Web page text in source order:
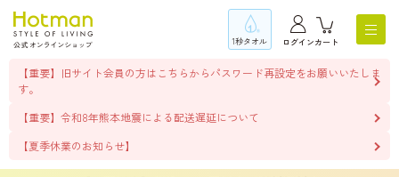
1秒タオル ログインカート
【重要】旧サイト会員の方はこちらからパスワード再設定をお願いいたしま
す。
【重要】令和8年熊本地震による配送遅延について
【夏季休業のお知らせ】